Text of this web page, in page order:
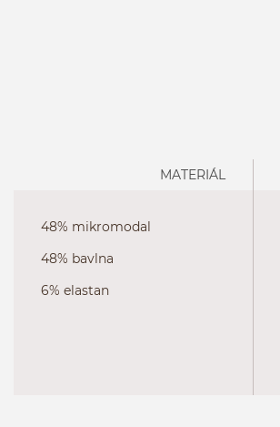
MATERIÁL
48% mikromodal
48% bavlna
6% elastan